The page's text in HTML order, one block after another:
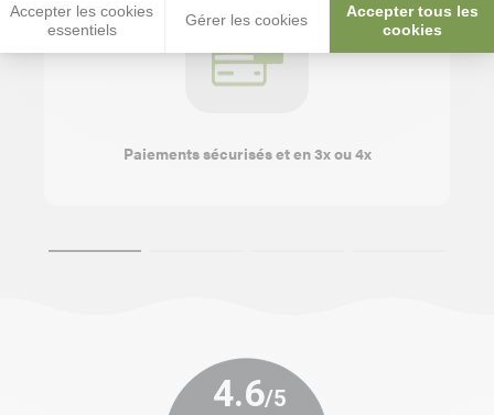
Accepter les cookies
essentiels
Gérer les cookies
Accepter tous les
cookies
Paiements sécurisés et en 3x ou 4x